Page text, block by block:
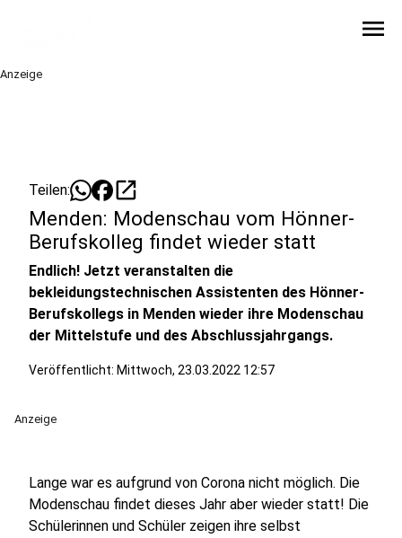
menu
Anzeige
Teilen: open_in_new
Menden: Modenschau vom Hönner-
Berufskolleg findet wieder statt
Endlich! Jetzt veranstalten die
bekleidungstechnischen Assistenten des Hönner-
Berufskollegs in Menden wieder ihre Modenschau
der Mittelstufe und des Abschlussjahrgangs.
Veröffentlicht: Mittwoch, 23.03.2022 12:57
Anzeige
Lange war es aufgrund von Corona nicht möglich. Die
Modenschau findet dieses Jahr aber wieder statt! Die
Schülerinnen und Schüler zeigen ihre selbst